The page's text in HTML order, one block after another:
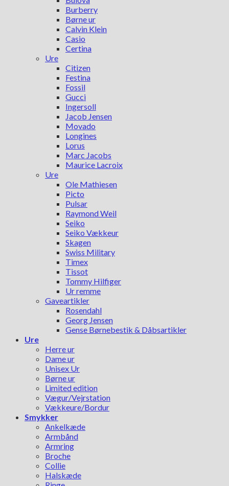
Burberry
Børne ur
Calvin Klein
Casio
Certina
Ure
Citizen
Festina
Fossil
Gucci
Ingersoll
Jacob Jensen
Movado
Longines
Lorus
Marc Jacobs
Maurice Lacroix
Ure
Ole Mathiesen
Picto
Pulsar
Raymond Weil
Seiko
Seiko Vækkeur
Skagen
Swiss Military
Timex
Tissot
Tommy Hilfiger
Ur remme
Gaveartikler
Rosendahl
Georg Jensen
Gense Børnebestik & Dåbsartikler
Ure
Herre ur
Dame ur
Unisex Ur
Børne ur
Limited edition
Vægur/Vejrstation
Vækkeure/Bordur
Smykker
Ankelkæde
Armbånd
Armring
Broche
Collie
Halskæde